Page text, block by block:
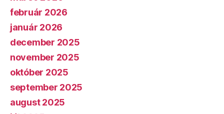
február 2026
január 2026
december 2025
november 2025
október 2025
september 2025
august 2025